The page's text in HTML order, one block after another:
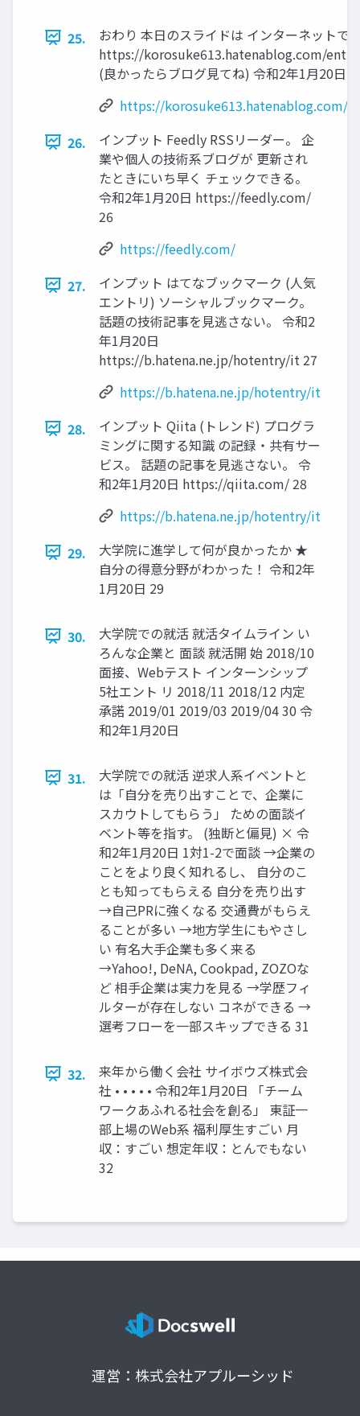
25.
おわり 本⽇のスライドは インターネットで
https://korosuke613.hatenablog.com/
(良かったらブログ⾒てね) 令和2年1⽉20⽇
https://korosuke613.hatenablog.com/
26.
インプット Feedly RSSリーダー。 企
業や個⼈の技術系ブログが 更新され
たときにいち早く チェックできる。
令和2年1⽉20⽇ https://feedly.com/
26
https://feedly.com/
27.
インプット はてなブックマーク (⼈気
エントリ) ソーシャルブックマーク。
話題の技術記事を⾒逃さない。 令和2
年1⽉20⽇
https://b.hatena.ne.jp/hotentry/it 27
https://b.hatena.ne.jp/hotentry/it
28.
インプット Qiita (トレンド) プログラ
ミングに関する知識 の記録・共有サー
ビス。 話題の記事を⾒逃さない。 令
和2年1⽉20⽇ https://qiita.com/ 28
https://b.hatena.ne.jp/hotentry/it
29.
⼤学院に進学して何が良かったか ★
⾃分の得意分野がわかった！ 令和2年
1⽉20⽇ 29
30.
⼤学院での就活 就活タイムライン い
ろんな企業と ⾯談 就活開 始 2018/10
⾯接、Webテスト インターンシップ
5社エント リ 2018/11 2018/12 内定
承諾 2019/01 2019/03 2019/04 30 令
和2年1⽉20⽇
31.
⼤学院での就活 逆求⼈系イベントと
は「⾃分を売り出すことで、企業に
スカウトしてもらう」 ための⾯談イ
ベント等を指す。 (独断と偏⾒) × 令
和2年1⽉20⽇ 1対1-2で⾯談 →企業の
ことをより良く知れるし、 ⾃分のこ
とも知ってもらえる ⾃分を売り出す
→⾃⼰PRに強くなる 交通費がもらえ
ることが多い →地⽅学⽣にもやさし
い 有名⼤⼿企業も多く来る
→Yahoo!, DeNA, Cookpad, ZOZOな
ど 相⼿企業は実⼒を⾒る →学歴フィ
ルターが存在しない コネができる →
選考フローを⼀部スキップできる 31
32.
来年から働く会社 サイボウズ株式会
社 • • • • • 令和2年1⽉20⽇ 「チーム
ワークあふれる社会を創る」 東証⼀
部上場のWeb系 福利厚⽣すごい ⽉
収：すごい 想定年収：とんでもない
32
運営：株式会社アプルーシッド